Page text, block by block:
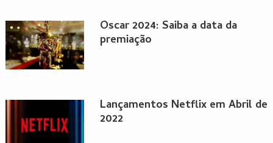
Oscar 2024: Saiba a data da
premiação
Lançamentos Netflix em Abril de
2022